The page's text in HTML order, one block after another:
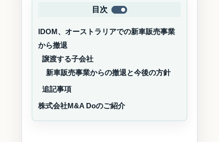
目次
IDOM、オーストラリアでの新車販売事業
から撤退
譲渡する子会社
新車販売事業からの撤退と今後の方針
追記事項
株式会社M&A Doのご紹介